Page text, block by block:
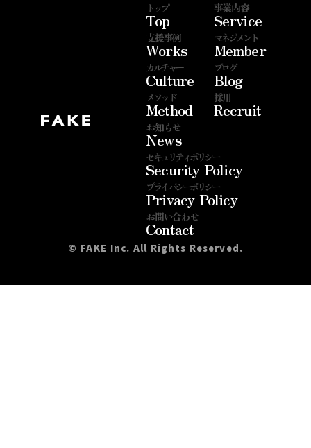
|
トップ
Top
事業内容
Service
支援事例
Works
マネジメント
Member
カルチャー
Culture
ブログ
Blog
メソッド
Method
採用
Recruit
お知らせ
News
セキュリティポリシー
Security Policy
プライバシーポリシー
Privacy Policy
お問い合わせ
Contact
©︎ FAKE Inc. All Rights Reserved.